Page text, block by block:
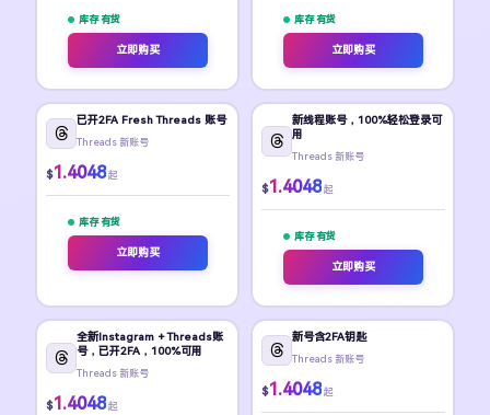
库存 有货
立即购买
库存 有货
立即购买
已开2FA Fresh Threads 账号
Threads 新账号
$1.4048 起
库存 有货
立即购买
新线程账号，100%轻松登录可
用
Threads 新账号
$1.4048 起
库存 有货
立即购买
全新Instagram + Threads账
号，已开2FA，100%可用
Threads 新账号
$1.4048 起
新号含2FA钥匙
Threads 新账号
$1.4048 起